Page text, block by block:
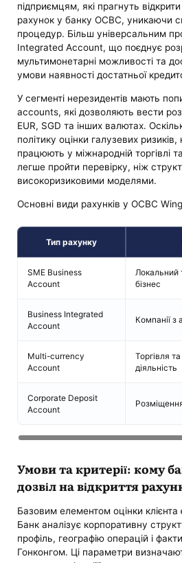
підприємцям, які прагнуть
рахунок у банку OCBC, уникаючи
процедур. Більш універсальним
Integrated Account, що поєднує
мультимонетарні можливості та
умови наявності достатньої
У сегменті нерезидентів мають
accounts, які дозволяють вести
EUR, SGD та інших валютах.
політику оцінки галузевих
працюють у міжнародній торгівлі
легше пройти перевірку, ніж
високоризиковими моделями.
Основні види рахунків у OCBC
Тип рахунку
SME Business
Account
Локальний
бізнес
Business Integrated
Account
Компанії
Multi-currency
Account
Торгівля
діяльність
Corporate Deposit
Account
Розміщення
Умови та критерії: кому
дозвіл на відкриття
Базовим елементом оцінки
Банк аналізує корпоративну
профіль, географію операцій і
Гонконгом. Ці параметри